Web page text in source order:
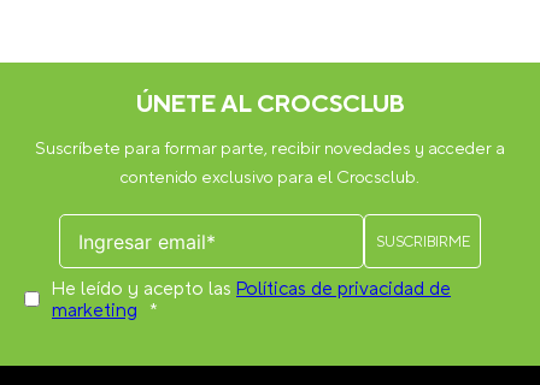
ÚNETE AL CROCSCLUB
Suscríbete para formar parte, recibir novedades y acceder a
contenido exclusivo para el Crocsclub.
He leído y acepto las Políticas de privacidad de
marketing *